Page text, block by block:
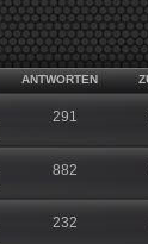
ANTWORTEN
291
882
232